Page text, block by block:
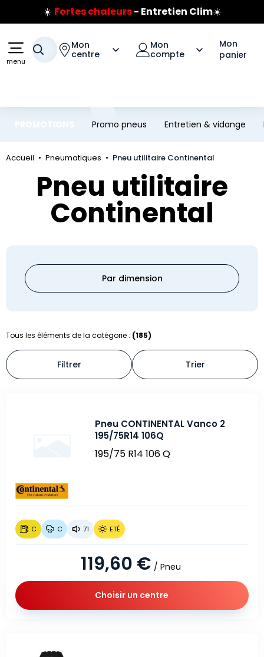
Aller au contenu principal
Aller à la navigation
Prix coûtant pneus Bridgestone
🔥Extincteur :réflexe sécurité🔥
Jusqu'à 120€ remboursés sur les pneus Bridgestone
menu
Votre recherche
Mon
centre
Mon
compte
Mon
panier
Promo pneus Entretien & vidange
Accueil Pneumatiques Pneu utilitaire Continental
Pneu utilitaire
Continental
Par dimension
Tous les éléments de la catégorie : (185)
Filtrer Trier
Pneu CONTINENTAL Vanco 2
195/75R14 106Q
195/75 R14 106 Q
C C 71 ETÉ
119,60 € / Pneu
Choisir un centre